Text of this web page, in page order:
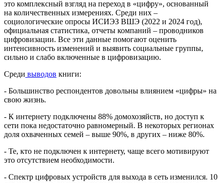
это комплексный взгляд на переход в «цифру», основанный
на количественных измерениях. Среди них –
социологические опросы ИСИЭЗ ВШЭ (2022 и 2024 год),
официальная статистика, отчеты компаний – проводников
цифровизации. Все эти данные помогают оценить
интенсивность изменений и выявить социальные группы,
сильно и слабо включенные в цифровизацию.
Среди выводов книги:
- Большинство респондентов довольны влиянием «цифры» на
свою жизнь.
- К интернету подключены 88% домохозяйств, но доступ к
сети пока недостаточно равномерный. В некоторых регионах
доля охваченных семей – выше 90%, в других – ниже 80%.
- Те, кто не подключен к интернету, чаще всего мотивируют
это отсутствием необходимости.
- Спектр цифровых устройств для выхода в сеть изменился. 10